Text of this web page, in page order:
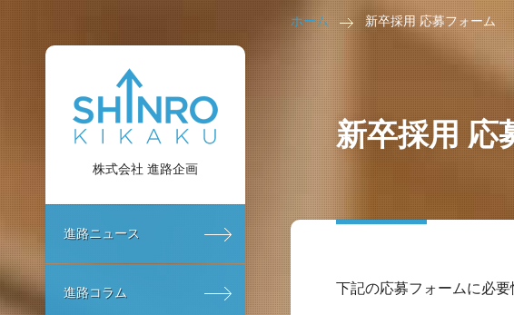
株式会社 進路企画
ホーム 新卒採用 応募フォーム
新卒採用 応
下記の応募フォームに必
進路ニュース
進路コラム